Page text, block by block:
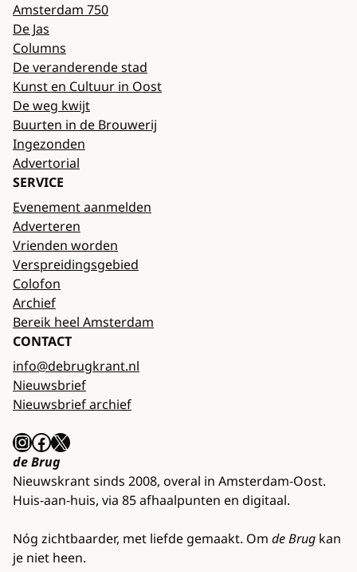
Amsterdam 750
De Jas
Columns
De veranderende stad
Kunst en Cultuur in Oost
De weg kwijt
Buurten in de Brouwerij
Ingezonden
Advertorial
SERVICE
Evenement aanmelden
Adverteren
Vrienden worden
Verspreidingsgebied
Colofon
Archief
Bereik heel Amsterdam
CONTACT
info@debrugkrant.nl
Nieuwsbrief
Nieuwsbrief archief
InstagramFacebook X
de Brug
Nieuwskrant sinds 2008, overal in Amsterdam-Oost.
Huis-aan-huis, via 85 afhaalpunten en digitaal.
Nóg zichtbaarder, met liefde gemaakt. Om de Brug kan
je niet heen.